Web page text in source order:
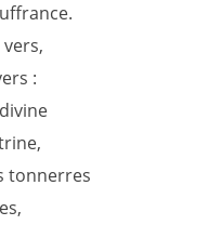
:
tonnerres